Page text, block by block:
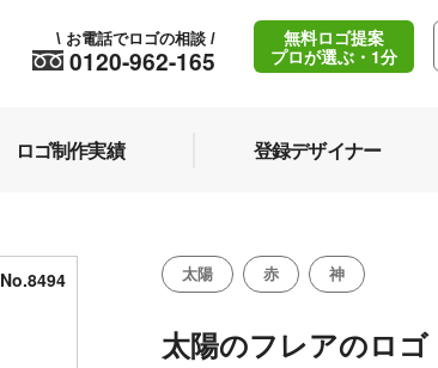
0120-962-165
\ お電話でロゴの相談 /
無料ロゴ提案
プロが選ぶ・1分
ロゴ制作実績 登録デザイナー
No.8494 太陽 赤 神
太陽のフレアのロゴ